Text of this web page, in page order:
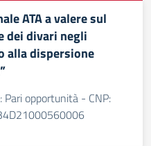
ATA a valere sul
dei divari negli
alla dispersione
opportunità - CNP: